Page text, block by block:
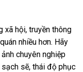
xã hội, truyền thông
nhiều hơn. Hãy
chuyên nghiệp
sạch sẽ, thái độ phục